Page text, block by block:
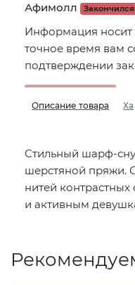
Афимолл Закончился
Информация носит
точное время вам
подтверждении
Описание товара
Стильный шарф-
шерстяной пряжи.
нитей
и активным